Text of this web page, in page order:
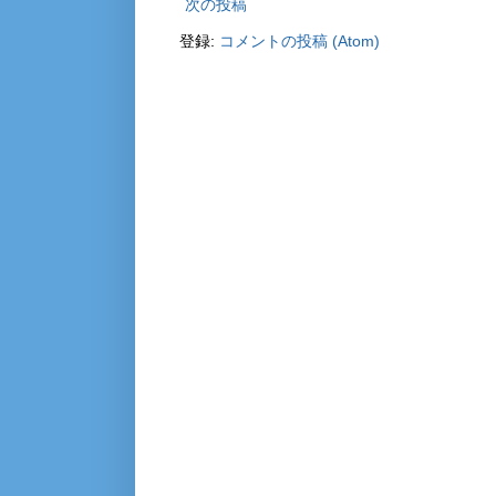
次の投稿
登録: コメントの投稿 (Atom)